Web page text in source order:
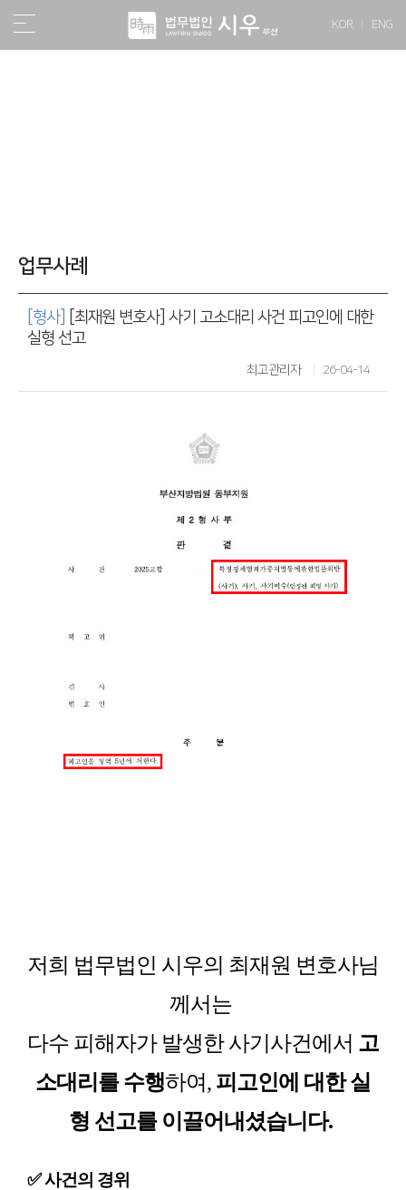
KOR ENG
업무사례
[형사]
[최재원 변호사] 사기 고소대리 사건 피고인에 대한
실형 선고
최고관리자 26-04-14
저희 법무법인 시우의 최재원 변호사님
께서는
다수 피해자가 발생한 사기사건에서 고
소대리를 수행하여, 피고인에 대한 실
형 선고를 이끌어내셨습니다.
✅ 사건의 경위